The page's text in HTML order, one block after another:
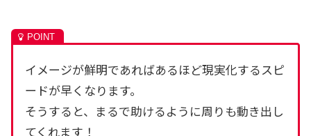
イメージが鮮明であればあるほど現実化するスピ
ードが早くなります。
そうすると、まるで助けるように周りも動き出し
てくれます！